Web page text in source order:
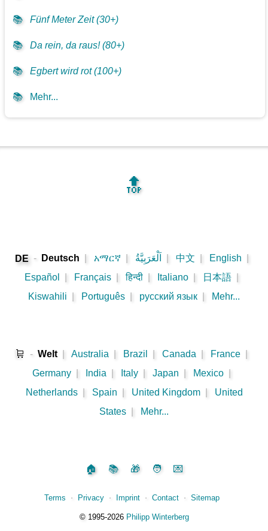
📚 Fünf Meter Zeit (30+)
📚 Da rein, da raus! (80+)
📚 Egbert wird rot (100+)
📚 Mehr...
🔝
DE - Deutsch አማርኛ اَلْعَرَبِيَّةُ 中文 English
Español
Français हिन्दी Italiano 日本語
Kiswahili
Português русский язык Mehr...
🛒 - Welt Australia Brazil Canada France
Germany
India Italy Japan Mexico
Netherlands
Spain United Kingdom
United
States
Mehr...
🏠 📚 🎁 🧑 💌
Terms ⋅ Privacy ⋅ Imprint ⋅ Contact ⋅ Sitemap
©️1995‑2026 Philipp Winterberg